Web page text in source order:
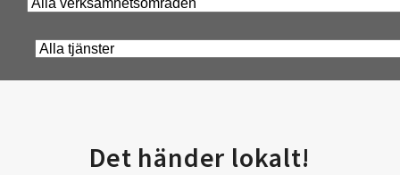
Det händer lokalt!